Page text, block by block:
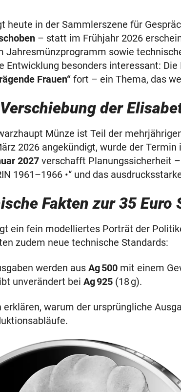
heute in der Sammlerszene für
– statt im Frühjahr 2026
Jahresmünzprogramm sowie
Entwicklung besonders interessant:
Frauen“ fort – ein Thema, das
der
Münze ist Teil der
2026 angekündigt, wurde der
2027 verschafft Planungssicherheit
1961–1966 •“ und das
Fakten zur 35
ein fein modelliertes Porträt der
zudem neue technische Standards:
werden aus Ag 500 mit einem
unverändert bei Ag 925 (18 g).
erklären, warum der ursprüngliche